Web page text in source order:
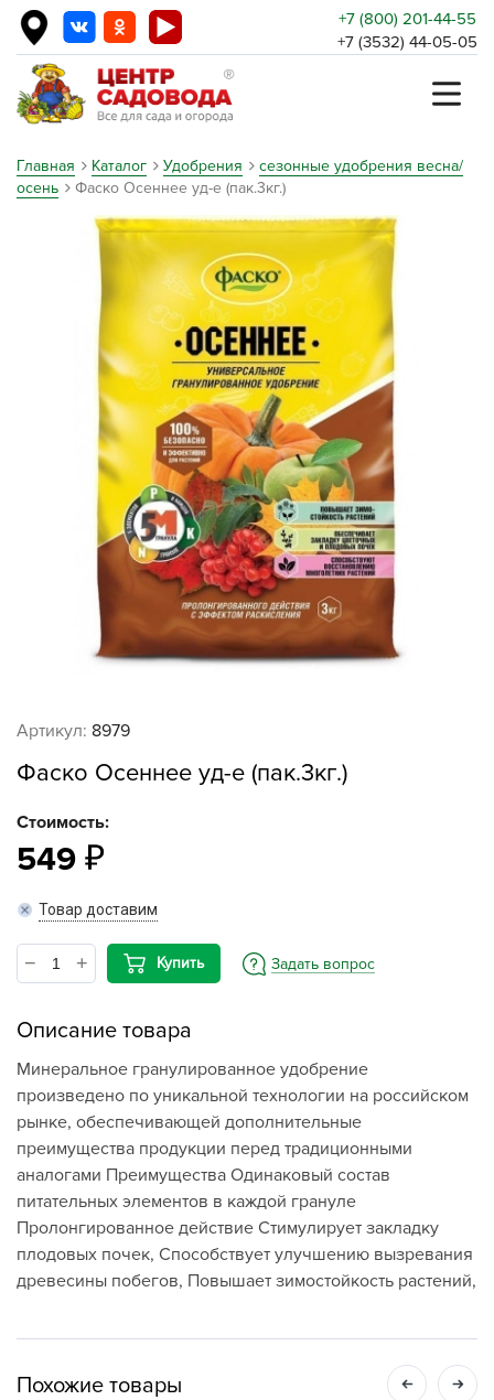
+7 (800) 201-44-55
+7 (3532) 44-05-05
Главная Каталог Удобрения
сезонные удобрения весна/
осень
Фаско Осеннее уд-е (пак.3кг.)
Артикул: 8979
Фаско Осеннее уд-е (пак.3кг.)
Стоимость:
549
Товар доставим
Купить Задать вопрос
Описание товара
Минеральное гранулированное удобрение
произведено по уникальной технологии на российском
рынке, обеспечивающей дополнительные
преимущества продукции перед традиционными
аналогами Преимущества Одинаковый состав
питательных элементов в каждой грануле
Пролонгированное действие Стимулирует закладку
плодовых почек, Способствует улучшению вызревания
древесины побегов, Повышает зимостойкость растений,
Похожие товары